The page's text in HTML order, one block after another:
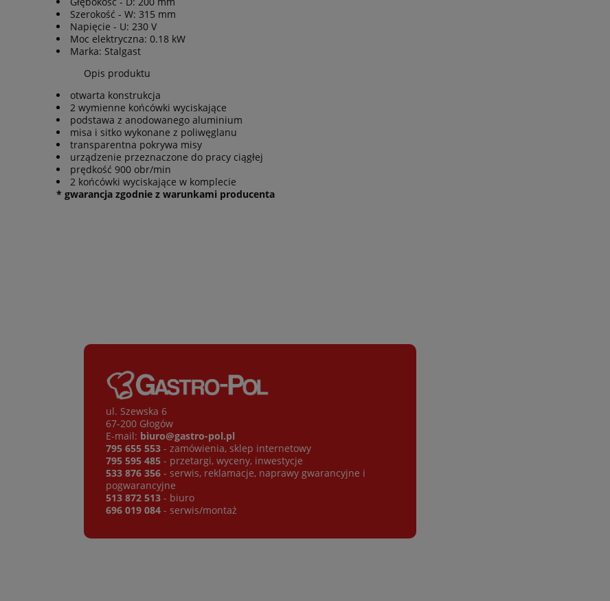
Szerokość - W: 315 mm
Napięcie - U: 230 V
Moc elektryczna: 0.18 kW
Marka: Stalgast
Opis produktu
otwarta konstrukcja
2 wymienne końcówki wyciskające
podstawa z anodowanego aluminium
misa i sitko wykonane z poliwęglanu
transparentna pokrywa misy
urządzenie przeznaczone do pracy ciągłej
prędkość 900 obr/min
2 końcówki wyciskające w komplecie
* gwarancja zgodnie z warunkami producenta
ul. Szewska 6
67-200 Głogów
E-mail: biuro@gastro-pol.pl
795 655 553 - zamówienia, sklep internetowy
795 595 485 - przetargi, wyceny, inwestycje
533 876 356 - serwis, reklamacje, naprawy gwarancyjne i
pogwarancyjne
513 872 513 - biuro
696 019 084 - serwis/montaż